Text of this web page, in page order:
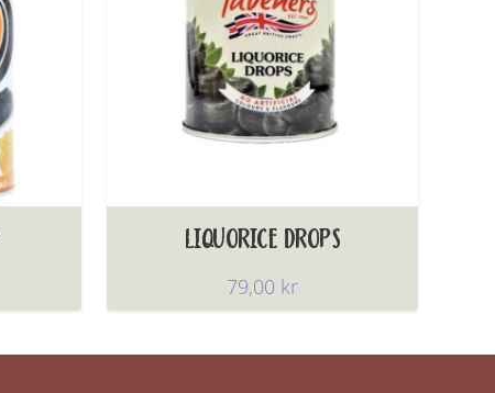
LIQUORICE DROPS
79,00 kr